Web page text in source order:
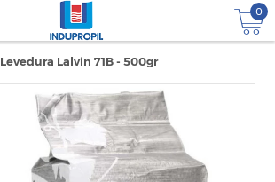
0
Levedura Lalvin 71B - 500gr